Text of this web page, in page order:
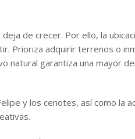
de crecer. Por ello, la
Prioriza adquirir terrenos o
natural garantiza una mayor
y los cenotes, así como la